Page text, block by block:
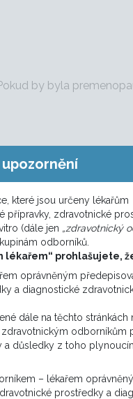
by byla
neindikoval.
neindikovala.
které jsou určeny lékařům
přípravky, zdravotnické
(dále jen „zdravotnický
odborníků.
lékařem“ prohlašujete,
oprávněným
a diagnostické
dále na těchto stránkách
zdravotnickým odborníkům
a důsledky z toho
– lékařem
prostředky a